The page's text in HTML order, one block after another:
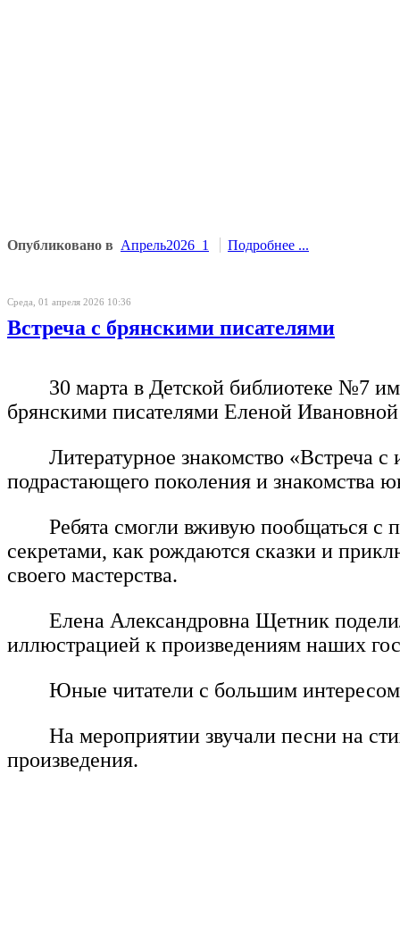
Опубликовано в Апрель2026_1 Подробнее ...
Среда, 01 апреля 2026 10:36
Встреча с брянскими писателями
30 марта в Детской библиотеке №7
брянскими писателями Еленой
Литературное знакомство «Встреча
подрастающего поколения и знакомства
Ребята смогли вживую пообщаться с
секретами, как рождаются сказки и
своего мастерства.
Елена Александровна Щетник
иллюстрацией к произведениям наших
Юные читатели с большим
На мероприятии звучали песни на
произведения.